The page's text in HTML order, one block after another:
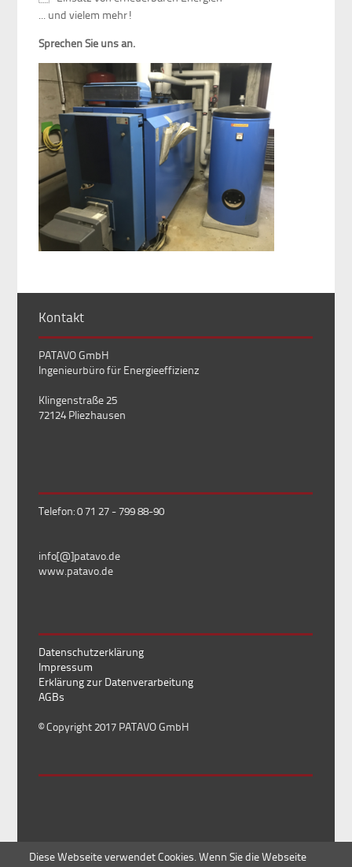
... und vielem mehr!
Sprechen Sie uns an.
Kontakt
PATAVO GmbH
Ingenieurbüro für Energieeffizienz
Klingenstraße 25
72124 Pliezhausen
Telefon: 0 71 27 - 799 88-90
info[@]patavo.de
www.patavo.de
Datenschutzerklärung
Impressum
Erklärung zur Datenverarbeitung
AGBs
© Copyright 2017 PATAVO GmbH
Diese Webseite verwendet Cookies. Wenn Sie die Webseite